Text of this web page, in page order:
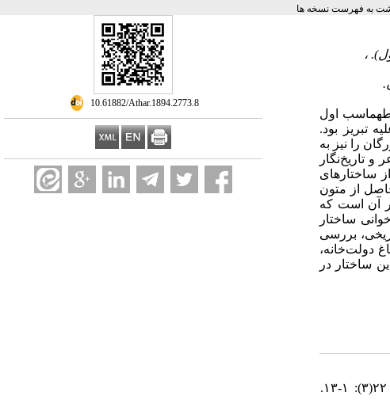
به فهرست نسخه ها
‎ 10.61882/Athar.1894.2773.8
اول
تبریز بود.
را نیز به
شاعر و تاریخ‌نگار
ساختارهای
از متون
آن است که
ساختار
بررسی
دولت‌خانه،
ساختار در
۱. - اشراقی، احسان. (۱۳۸۸). «توصیف نقاشی‌های عمارات دولتخانه صفوی در اشعار عبدی بیگ». جستارهای تاریخی (فرهنگ)، ۲۲(۳): ۱-۱۳.